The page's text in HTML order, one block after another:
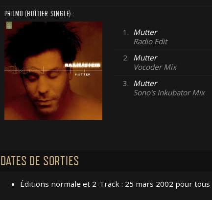
PROMO (BOÎTIER SINGLE) :
1. Mutter
Radio Edit
2. Mutter
Vocoder Mix
3. Mutter
Sono's Inkubator Mix
DATES DE SORTIES
Éditions normale et 2-Track : 25 mars 2002 pour tous